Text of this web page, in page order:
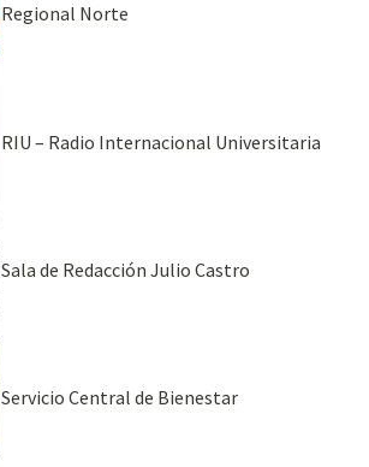
Regional Norte
RIU – Radio Internacional Universitaria
Sala de Redacción Julio Castro
Servicio Central de Bienestar